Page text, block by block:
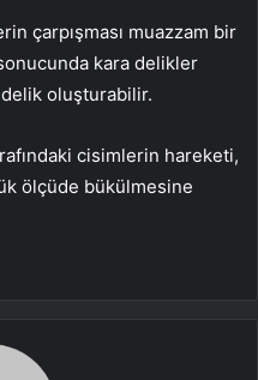
çarpışması muazzam bir
sonucunda kara delikler
oluşturabilir.
cisimlerin hareketi,
ölçüde bükülmesine